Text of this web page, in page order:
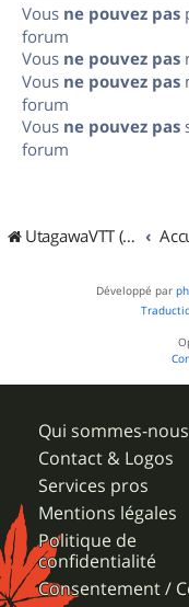
Vous ne pouvez pas
forum
Vous ne pouvez pas
Vous ne pouvez pas
forum
Vous ne pouvez pas
forum
UtagawaVTT (Randos VTT et VTTAE avec traces GPS)
Développé par
Qui sommes-
Contact & Logos
Services pros
Mentions légales
Politique de
confidentialité
Consentement /